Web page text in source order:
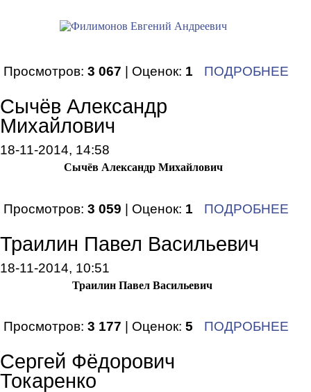
Просмотров: 3 067 | Оценок: 1 ПОДРОБНЕЕ
Сычёв Александр
Михайлович
18-11-2014, 14:58
Сычёв Александр Михайлович
Просмотров: 3 059 | Оценок: 1 ПОДРОБНЕЕ
Траилин Павел Васильевич
18-11-2014, 10:51
Траилин Павел Васильевич
Просмотров: 3 177 | Оценок: 5 ПОДРОБНЕЕ
Сергей Фёдорович
Токаренко